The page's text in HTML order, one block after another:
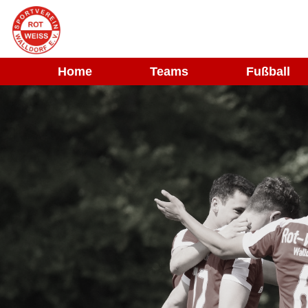
Navigation
überspringen
Home Teams Fußball